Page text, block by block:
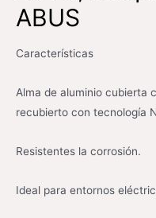
ABUS
Características
Alma de aluminio cubierta
recubierto con tecnología
Resistentes la corrosión.
Ideal para entornos